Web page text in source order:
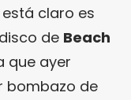
claro es
de Beach
que ayer
bombazo de